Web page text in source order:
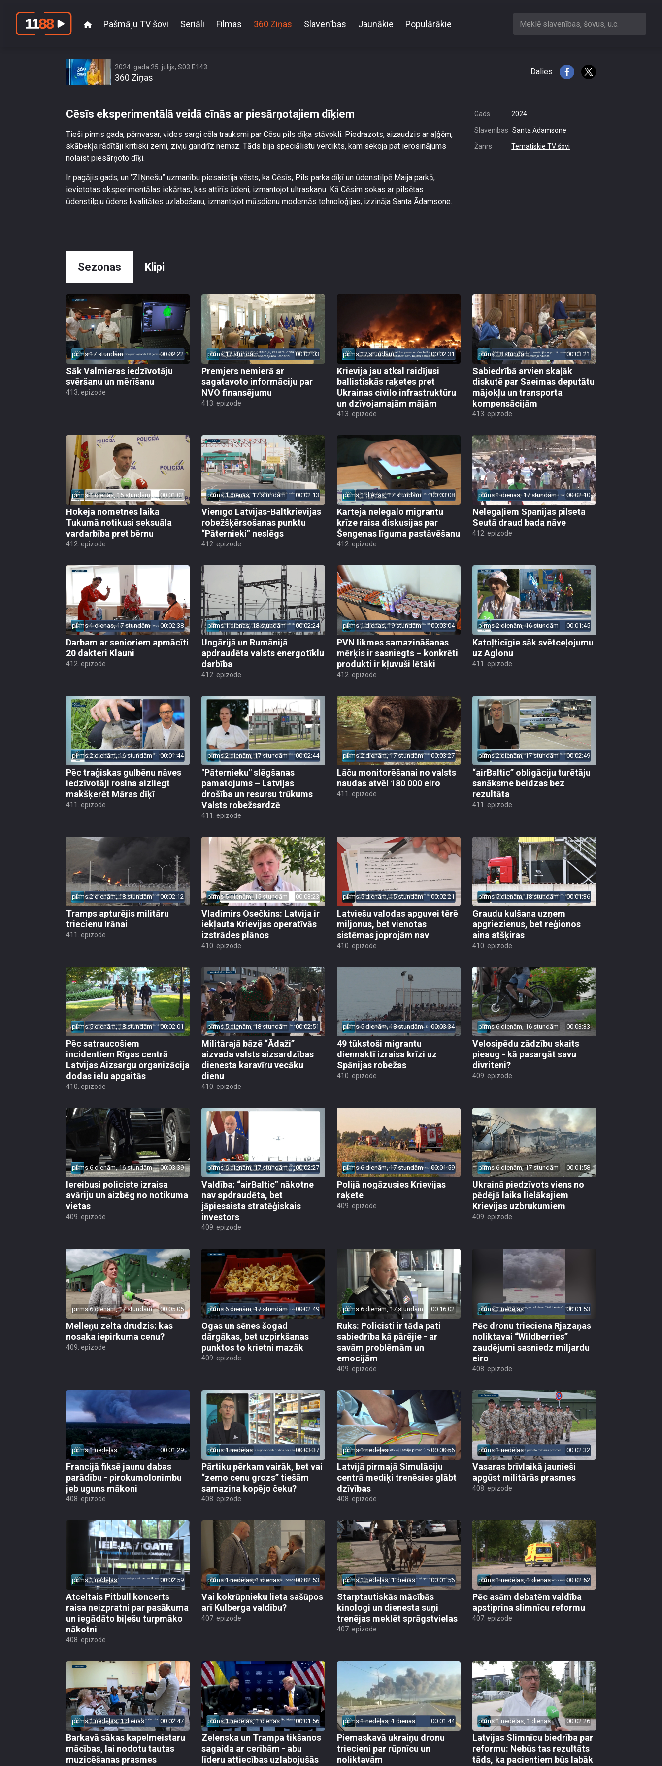
Pašmāju TV šovi Seriāli Filmas 360 Ziņas Slavenības Jaunākie Populārākie Meklē slavenības, šovus, u.c.
2024. gada 25. jūlijs, S03 E143
360 Ziņas
Dalies
Cēsīs eksperimentālā veidā cīnās ar piesārņotajiem dīķiem
Tieši pirms gada, pērnvasar, vides sargi cēla trauksmi par Cēsu pils dīķa stāvokli. Piedrazots, aizaudzis ar aļģēm,
skābekļa rādītāji kritiski zemi, zivju gandrīz nemaz. Tāds bija speciālistu verdikts, kam sekoja pat ierosinājums
nolaist piesārņoto dīķi.
Ir pagājis gads, un “ZIŅnešu” uzmanību piesaistīja vēsts, ka Cēsīs, Pils parka dīķī un ūdenstilpē Maija parkā,
ievietotas eksperimentālas iekārtas, kas attīrīs ūdeni, izmantojot ultraskaņu. Kā Cēsim sokas ar pilsētas
ūdenstilpju ūdens kvalitātes uzlabošanu, izmantojot mūsdienu modernās tehnoloģijas, izzināja Santa Ādamsone.
Gads 2024
Slavenības Santa Ādamsone
Žanrs Tematiskie TV šovi
Sezonas Klipi
pirms 17 stundām 00:02:22
Sāk Valmieras iedzīvotāju
svēršanu un mērīšanu
413. epizode
pirms 17 stundām 00:02:03
Premjers nemierā ar
sagatavoto informāciju par
NVO finansējumu
413. epizode
pirms 17 stundām 00:02:31
Krievija jau atkal raidījusi
ballistiskās raķetes pret
Ukrainas civilo infrastruktūru
un dzīvojamajām mājām
413. epizode
pirms 18 stundām 00:03:21
Sabiedrībā arvien skaļāk
diskutē par Saeimas deputātu
mājokļu un transporta
kompensācijām
413. epizode
pirms 1 dienas, 15 stundām 00:01:02
Hokeja nometnes laikā
Tukumā notikusi seksuāla
vardarbība pret bērnu
412. epizode
pirms 1 dienas, 17 stundām 00:02:13
Vienīgo Latvijas-Baltkrievijas
robežšķērsošanas punktu
“Pāternieki” neslēgs
412. epizode
pirms 1 dienas, 17 stundām 00:03:08
Kārtējā nelegālo migrantu
krīze raisa diskusijas par
Šengenas līguma pastāvēšanu
412. epizode
pirms 1 dienas, 17 stundām 00:02:10
Nelegāļiem Spānijas pilsētā
Seutā draud bada nāve
412. epizode
pirms 1 dienas, 17 stundām 00:02:38
Darbam ar senioriem apmācīti
20 dakteri Klauni
412. epizode
pirms 1 dienas, 18 stundām 00:02:24
Ungārijā un Rumānijā
apdraudēta valsts energotīklu
darbība
412. epizode
pirms 1 dienas, 19 stundām 00:03:04
PVN likmes samazināšanas
mērķis ir sasniegts – konkrēti
produkti ir kļuvuši lētāki
412. epizode
pirms 2 dienām, 16 stundām 00:01:45
Katoļticīgie sāk svētceļojumu
uz Aglonu
411. epizode
pirms 2 dienām, 16 stundām 00:01:44
Pēc traģiskas gulbēnu nāves
iedzīvotāji rosina aizliegt
makšķerēt Māras dīķī
411. epizode
pirms 2 dienām, 17 stundām 00:02:44
"Pāternieku" slēgšanas
pamatojums – Latvijas
drošība un resursu trūkums
Valsts robežsardzē
411. epizode
pirms 2 dienām, 17 stundām 00:03:27
Lāču monitorēšanai no valsts
naudas atvēl 180 000 eiro
411. epizode
pirms 2 dienām, 17 stundām 00:02:49
“airBaltic” obligāciju turētāju
sanāksme beidzas bez
rezultāta
411. epizode
pirms 2 dienām, 18 stundām 00:02:12
Tramps apturējis militāru
triecienu Irānai
411. epizode
pirms 5 dienām, 15 stundām 00:03:23
Vladimirs Osečkins: Latvija ir
iekļauta Krievijas operatīvās
izstrādes plānos
410. epizode
pirms 5 dienām, 15 stundām 00:02:21
Latviešu valodas apguvei tērē
miljonus, bet vienotas
sistēmas joprojām nav
410. epizode
pirms 5 dienām, 18 stundām 00:01:36
Graudu kulšana uzņem
apgriezienus, bet reģionos
aina atšķiras
410. epizode
pirms 5 dienām, 18 stundām 00:02:01
Pēc satraucošiem
incidentiem Rīgas centrā
Latvijas Aizsargu organizācija
dodas ielu apgaitās
410. epizode
pirms 5 dienām, 18 stundām 00:02:51
Militārajā bāzē “Ādaži”
aizvada valsts aizsardzības
dienesta karavīru vecāku
dienu
410. epizode
pirms 5 dienām, 18 stundām 00:03:34
49 tūkstoši migrantu
diennaktī izraisa krīzi uz
Spānijas robežas
410. epizode
pirms 6 dienām, 16 stundām 00:03:33
Velosipēdu zādzību skaits
pieaug - kā pasargāt savu
divriteni?
409. epizode
pirms 6 dienām, 16 stundām 00:03:39
Iereibusi policiste izraisa
avāriju un aizbēg no notikuma
vietas
409. epizode
pirms 6 dienām, 17 stundām 00:02:27
Valdība: “airBaltic” nākotne
nav apdraudēta, bet
jāpiesaista stratēģiskais
investors
409. epizode
pirms 6 dienām, 17 stundām 00:01:59
Polijā nogāzusies Krievijas
raķete
409. epizode
pirms 6 dienām, 17 stundām 00:01:58
Ukrainā piedzīvots viens no
pēdējā laika lielākajiem
Krievijas uzbrukumiem
409. epizode
pirms 6 dienām, 17 stundām 00:05:05
Melleņu zelta drudzis: kas
nosaka iepirkuma cenu?
409. epizode
pirms 6 dienām, 17 stundām 00:02:49
Ogas un sēnes šogad
dārgākas, bet uzpirkšanas
punktos to krietni mazāk
409. epizode
pirms 6 dienām, 17 stundām 00:16:02
Ruks: Policisti ir tāda pati
sabiedrība kā pārējie - ar
savām problēmām un
emocijām
409. epizode
pirms 1 nedēļas 00:01:53
Pēc dronu trieciena Rjazaņas
noliktavai “Wildberries”
zaudējumi sasniedz miljardu
eiro
408. epizode
pirms 1 nedēļas 00:01:29
Francijā fiksē jaunu dabas
parādību - pirokumolonimbu
jeb uguns mākoni
408. epizode
pirms 1 nedēļas 00:03:37
Pārtiku pērkam vairāk, bet vai
“zemo cenu grozs” tiešām
samazina kopējo čeku?
408. epizode
pirms 1 nedēļas 00:00:56
Latvijā pirmajā Simulāciju
centrā mediķi trenēsies glābt
dzīvības
408. epizode
pirms 1 nedēļas 00:02:32
Vasaras brīvlaikā jaunieši
apgūst militārās prasmes
408. epizode
pirms 1 nedēļas 00:02:59
Atceltais Pitbull koncerts
raisa neizpratni par pasākuma
un iegādāto biļešu turpmāko
nākotni
408. epizode
pirms 1 nedēļas, 1 dienas 00:02:53
Vai kokrūpnieku lieta sašūpos
arī Kulberga valdību?
407. epizode
pirms 1 nedēļas, 1 dienas 00:01:56
Starptautiskās mācībās
kinologi un dienesta suņi
trenējas meklēt sprāgstvielas
407. epizode
pirms 1 nedēļas, 1 dienas 00:02:52
Pēc asām debatēm valdība
apstiprina slimnīcu reformu
407. epizode
pirms 1 nedēļas, 1 dienas 00:02:47
Barkavā sākas kapelmeistaru
mācības, lai nodotu tautas
muzicēšanas prasmes
pirms 1 nedēļas, 1 dienas 00:01:56
Zelenska un Trampa tikšanos
sagaida ar cerībām - abu
līderu attiecības uzlabojušās
pirms 1 nedēļas, 1 dienas 00:01:44
Piemaskavā ukraiņu dronu
triecieni par rūpnīcu un
noliktavām
pirms 1 nedēļas, 1 dienas 00:02:26
Latvijas Slimnīcu biedrība par
reformu: Nebūs tas rezultāts
tāds, ka pacientiem būs labāk